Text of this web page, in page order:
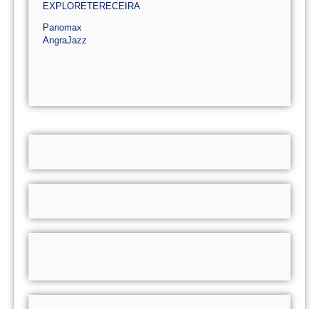
EXPLORETERECEIRA
Panomax
AngraJazz